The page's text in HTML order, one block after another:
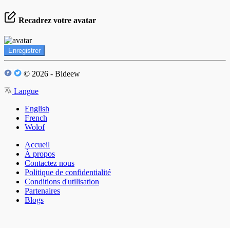
Recadrez votre avatar
Enregistrer
© 2026 - Bideew
Langue
English
French
Wolof
Accueil
À propos
Contactez nous
Politique de confidentialité
Conditions d'utilisation
Partenaires
Blogs